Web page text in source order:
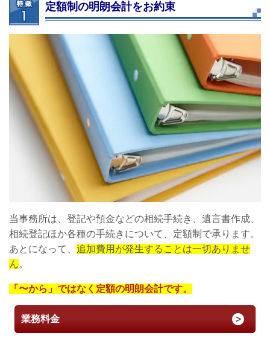
定額制の明朗会計をお約束
当事務所は、登記や預金などの相続手続き、遺言書作成、
相続登記ほか各種の手続きについて、定額制で承ります。
あとになって、 追加費用が発生することは一切ありませ
ん。
「〜から」ではなく定額の明朗会計です。
業務料金